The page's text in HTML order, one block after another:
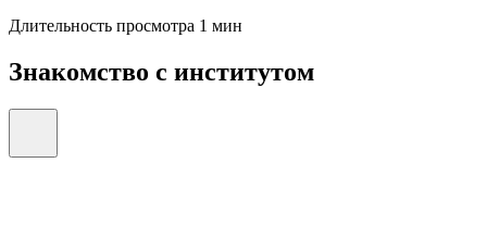
Длительность просмотра 1 мин
Знакомство с институтом